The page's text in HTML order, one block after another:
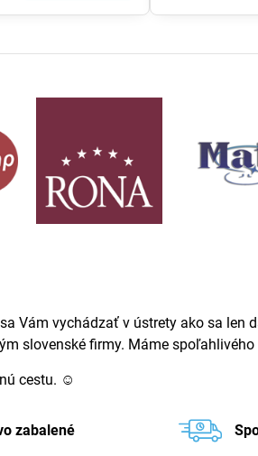
Vám vychádzať v ústrety ako sa len
slovenské firmy. Máme
cestu. ☺
zabalené